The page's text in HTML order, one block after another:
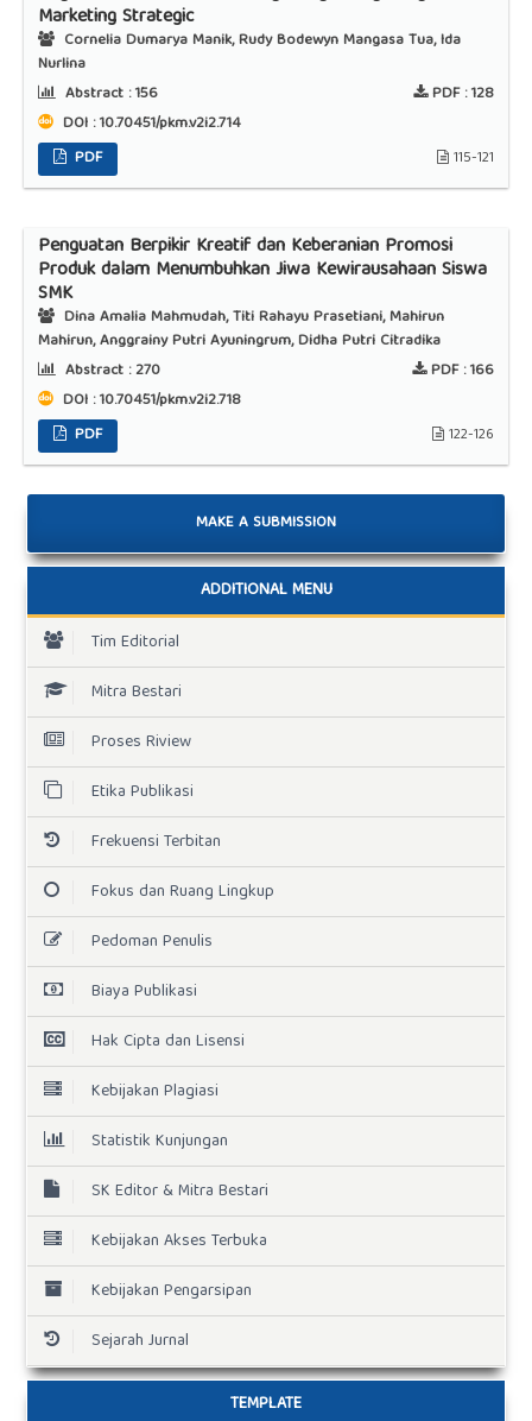
Marketing Strategic
Cornelia Dumarya Manik, Rudy Bodewyn Mangasa Tua, Ida
Nurlina
Abstract :156 PDF :128
DOI : 10.70451/pkm.v2i2.714
PDF
115-121
Penguatan Berpikir Kreatif dan Keberanian Promosi
Produk dalam Menumbuhkan Jiwa Kewirausahaan Siswa
SMK
Dina Amalia Mahmudah, Titi Rahayu Prasetiani, Mahirun
Mahirun, Anggrainy Putri Ayuningrum, Didha Putri Citradika
Abstract :270 PDF :166
DOI : 10.70451/pkm.v2i2.718
PDF
122-126
MAKE A SUBMISSION
ADDITIONAL MENU
Tim Editorial
Mitra Bestari
Proses Riview
Etika Publikasi
Frekuensi Terbitan
Fokus dan Ruang Lingkup
Pedoman Penulis
Biaya Publikasi
Hak Cipta dan Lisensi
Kebijakan Plagiasi
Statistik Kunjungan
SK Editor & Mitra Bestari
Kebijakan Akses Terbuka
Kebijakan Pengarsipan
Sejarah Jurnal
TEMPLATE